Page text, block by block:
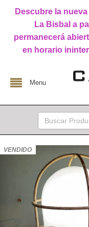
Descubre la
La Bisbal a
permanecerá
en horario
Menu
Buscar:
VENDIDO